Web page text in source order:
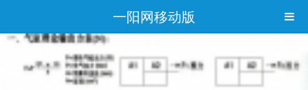
一阳网移动版